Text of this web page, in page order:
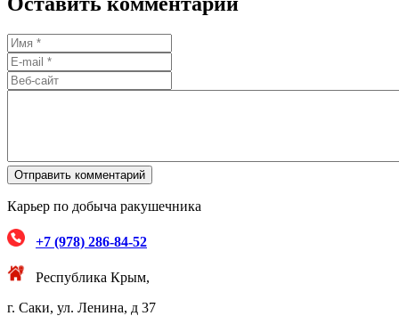
Карьер по добыча ракушечника
+7 (978) 286-84-52
Республика Крым,
г. Саки, ул. Ленина, д 37